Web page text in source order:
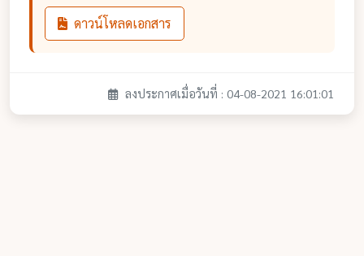
ดาวน์โหลดเอกสาร
ลงประกาศเมื่อวันที่ : 04-08-2021 16:01:01